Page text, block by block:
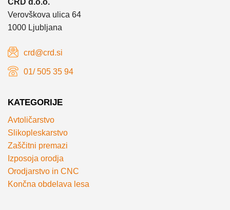
Verovškova ulica 64
1000 Ljubljana
crd@crd.si
01/ 505 35 94
KATEGORIJE
Avtoličarstvo
Slikopleskarstvo
Zaščitni premazi
Izposoja orodja
Orodjarstvo in CNC
Končna obdelava lesa